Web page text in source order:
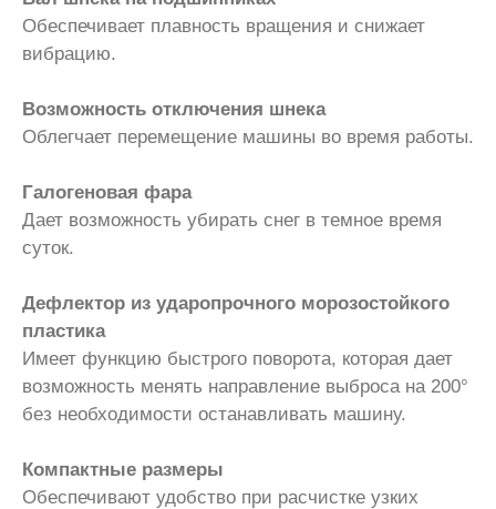
Обеспечивает плавность вращения и снижает
вибрацию.
Возможность отключения шнека
Облегчает перемещение машины во время работы.
Галогеновая фара
Дает возможность убирать снег в темное время
суток.
Дефлектор из ударопрочного морозостойкого
пластика
Имеет функцию быстрого поворота, которая дает
возможность менять направление выброса на 200°
без необходимости останавливать машину.
Компактные размеры
Обеспечивают удобство при расчистке узких